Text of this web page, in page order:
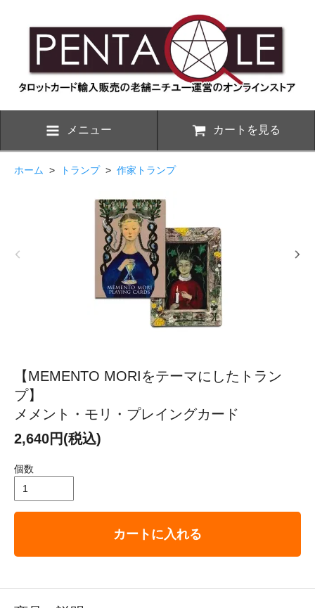
メニュー カートを見る
ホーム > トランプ> 作家トランプ
【MEMENTO MORIをテーマにしたトラン
プ】
メメント・モリ・プレイングカード
2,640円(税込)
個数
カートに入れる